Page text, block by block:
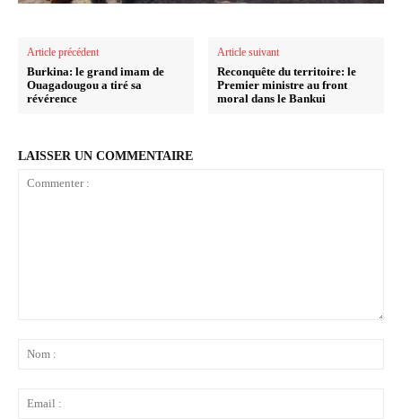
Article précédent
Burkina: le grand imam de
Ouagadougou a tiré sa
révérence
Article suivant
Reconquête du territoire: le
Premier ministre au front
moral dans le Bankui
LAISSER UN COMMENTAIRE